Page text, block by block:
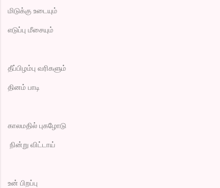
மிடுக்கு உடையும்
எடுப்பு மீசையும்
தீப்பிழம்பு வரிகளும்
தினம் பாடி
காலமதில் புகழோடு
நின்று விட்டாய்
உன் பிறப்பு